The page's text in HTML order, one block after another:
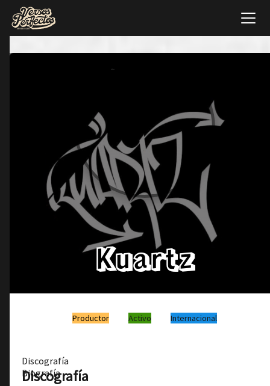
Kuartz
Productor Activo Internacional
Discografía
Biografía
Discografía